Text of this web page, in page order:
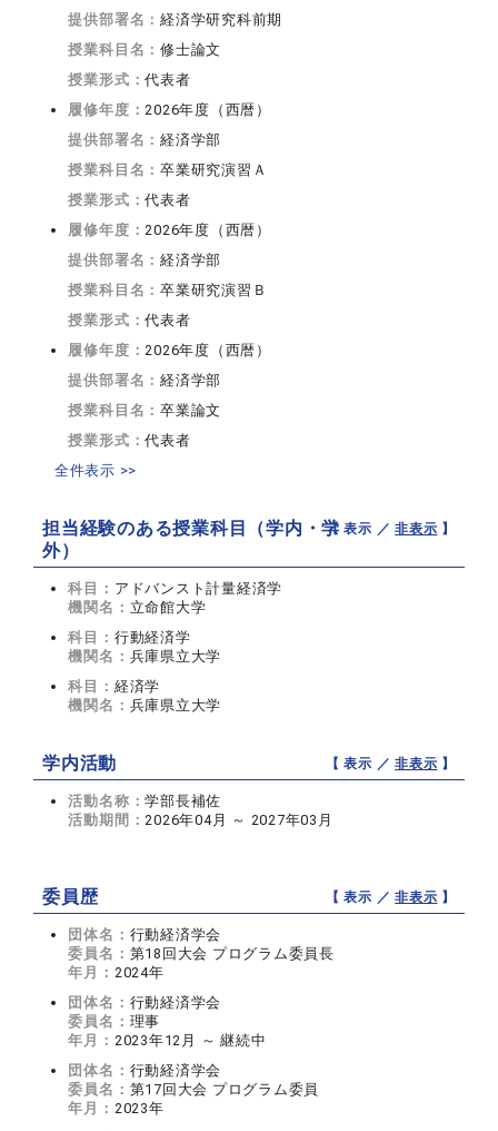
提供部署名：経済学研究科前期
授業科目名：修士論文
授業形式：代表者
履修年度：2026年度（西暦）
提供部署名：経済学部
授業科目名：卒業研究演習Ａ
授業形式：代表者
履修年度：2026年度（西暦）
提供部署名：経済学部
授業科目名：卒業研究演習Ｂ
授業形式：代表者
履修年度：2026年度（西暦）
提供部署名：経済学部
授業科目名：卒業論文
授業形式：代表者
全件表示 >>
担当経験のある授業科目（学内・学
外）
【 表示 ／非表示 】
科目： アドバンスト計量経済学
機関名： 立命館大学
科目： 行動経済学
機関名： 兵庫県立大学
科目： 経済学
機関名： 兵庫県立大学
学内活動 【 表示 ／非表示 】
活動名称：学部長補佐
活動期間：2026年04月 ～ 2027年03月
委員歴 【 表示 ／非表示 】
団体名： 行動経済学会
委員名： 第18回大会 プログラム委員長
年月： 2024年
団体名： 行動経済学会
委員名： 理事
年月： 2023年12月 ～ 継続中
団体名： 行動経済学会
委員名： 第17回大会 プログラム委員
年月： 2023年